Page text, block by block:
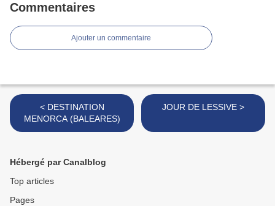
Commentaires
Ajouter un commentaire
< DESTINATION
MENORCA (BALEARES)
JOUR DE LESSIVE >
Hébergé par Canalblog
Top articles
Pages